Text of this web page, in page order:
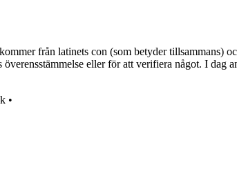
från latinets con (som betyder tillsammans)
eller för att verifiera något. I
•